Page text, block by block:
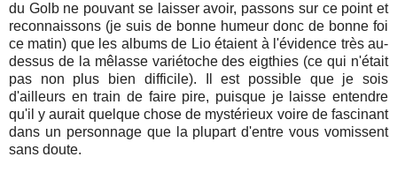
du Golb ne pouvant se laisser avoir, passons sur ce point et
reconnaissons (je suis de bonne humeur donc de bonne foi
ce matin) que les albums de Lio étaient à l'évidence très au-
dessus de la mêlasse variétoche des eigthies (ce qui n'était
pas non plus bien difficile). Il est possible que je sois
d'ailleurs en train de faire pire, puisque je laisse entendre
qu'il y aurait quelque chose de mystérieux voire de fascinant
dans un personnage que la plupart d'entre vous vomissent
sans doute.